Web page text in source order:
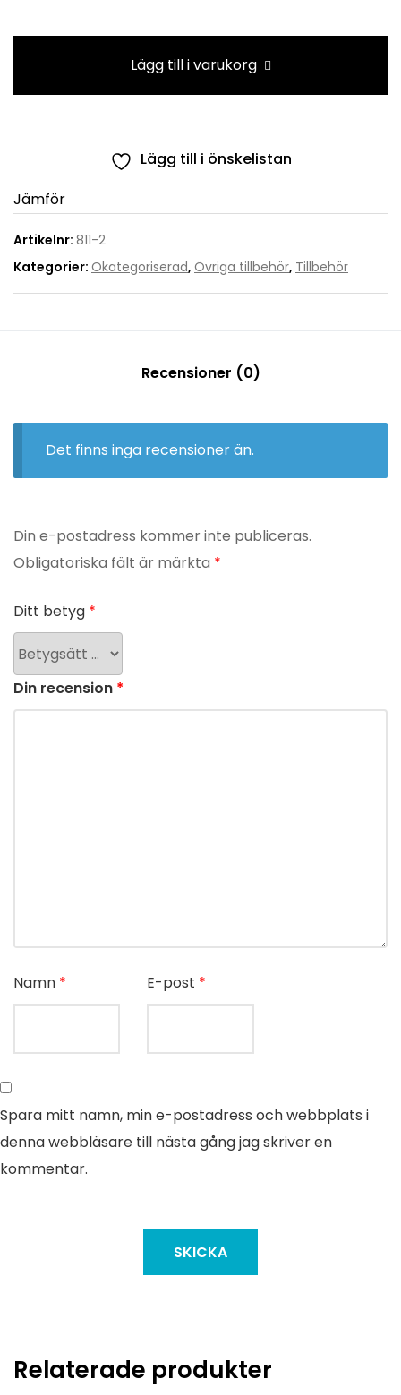
mängd
Lägg till i varukorg
Lägg till i önskelistan
Jämför
Artikelnr: 811-2
Kategorier: Okategoriserad, Övriga tillbehör, Tillbehör
Recensioner (0)
Det finns inga recensioner än.
Din e-postadress kommer inte publiceras.
Obligatoriska fält är märkta *
Ditt betyg *
Din recension *
Namn * E-post *
Spara mitt namn, min e-postadress och webbplats i
denna webbläsare till nästa gång jag skriver en
kommentar.
Relaterade produkter